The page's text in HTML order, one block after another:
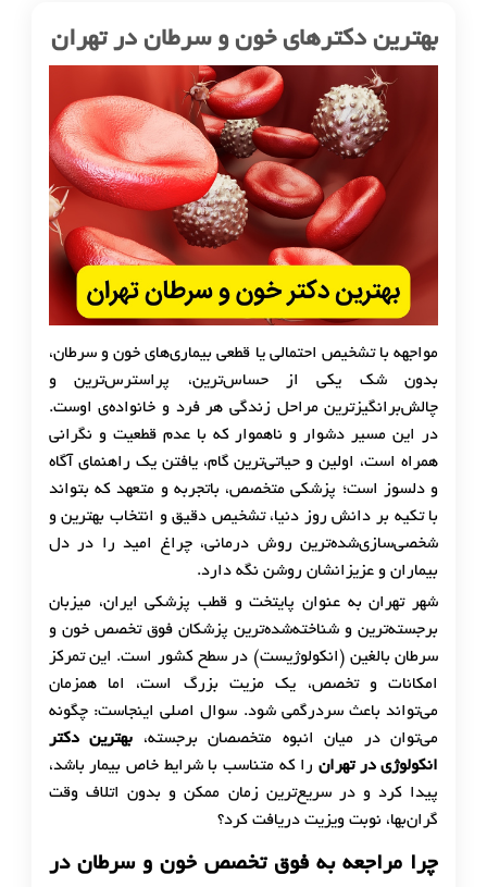
بهترین دکترهای خون و سرطان در تهران
مواجهه با تشخیص احتمالی یا قطعی بیماری‌های خون و سرطان،
بدون شک یکی از حساس‌ترین، پراسترس‌ترین و
چالش‌برانگیزترین مراحل زندگی هر فرد و خانواده‌ی اوست.
در این مسیر دشوار و ناهموار که با عدم قطعیت و نگرانی
همراه است، اولین و حیاتی‌ترین گام، یافتن یک راهنمای آگاه
و دلسوز است؛ پزشکی متخصص، باتجربه و متعهد که بتواند
با تکیه بر دانش روز دنیا، تشخیص دقیق و انتخاب بهترین و
شخصی‌سازی‌شده‌ترین روش درمانی، چراغ امید را در دل
بیماران و عزیزانشان روشن نگه دارد.
شهر تهران به عنوان پایتخت و قطب پزشکی ایران، میزبان
برجسته‌ترین و شناخته‌شده‌ترین پزشکان فوق تخصص خون و
سرطان بالغین (انکولوژیست) در سطح کشور است. این تمرکز
امکانات و تخصص، یک مزیت بزرگ است، اما همزمان
می‌تواند باعث سردرگمی شود. سوال اصلی اینجاست: چگونه
می‌توان در میان انبوه متخصصان برجسته، بهترین دکتر
انکولوژی در تهران را که متناسب با شرایط خاص بیمار باشد،
پیدا کرد و در سریع‌ترین زمان ممکن و بدون اتلاف وقت
گران‌بها، نوبت ویزیت دریافت کرد؟
چرا مراجعه به فوق تخصص خون و سرطان در